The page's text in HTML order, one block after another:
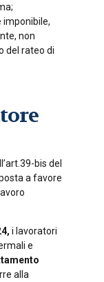
imponibile,
non
del rateo di
bis del
a favore
i lavoratori
e
alla